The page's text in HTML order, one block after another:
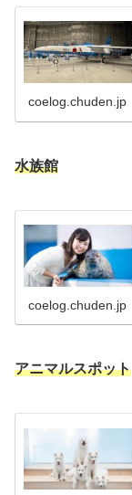
coelog.chuden.jp
水族館
coelog.chuden.jp
アニマルスポット